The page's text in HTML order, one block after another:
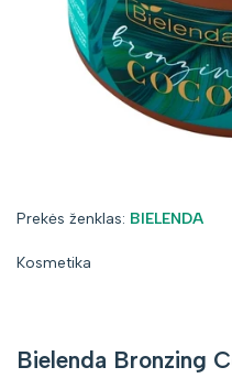
Prekės ženklas: Prekės
BIELENDA
Kosmetika
Bielenda Bronzing